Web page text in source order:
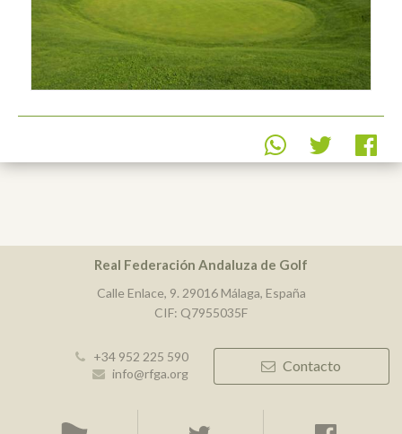
Real Federación Andaluza de Golf
Calle Enlace, 9. 29016 Málaga, España
CIF: Q7955035F
+34 952 225 590
info@rfga.org
Contacto